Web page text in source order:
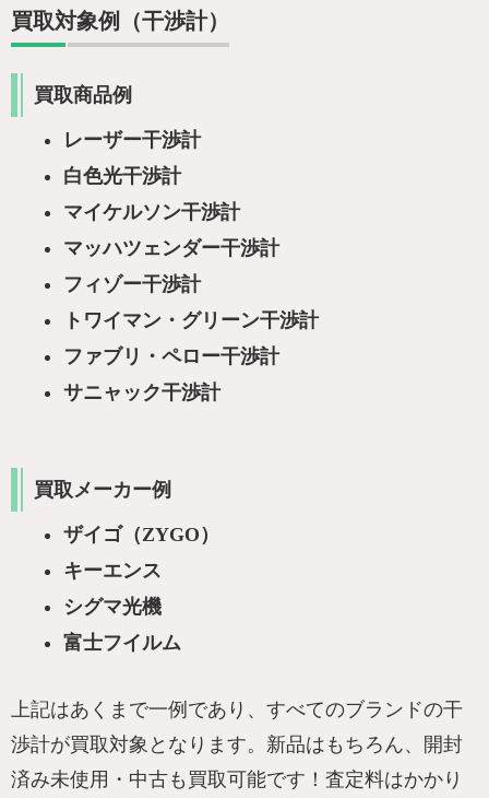
買取対象例（干渉計）
買取商品例
レーザー干渉計
白色光干渉計
マイケルソン干渉計
マッハツェンダー干渉計
フィゾー干渉計
トワイマン・グリーン干渉計
ファブリ・ペロー干渉計
サニャック干渉計
買取メーカー例
ザイゴ（ZYGO）
キーエンス
シグマ光機
富士フイルム
上記はあくまで一例であり、すべてのブランドの干
渉計が買取対象となります。新品はもちろん、開封
済み未使用・中古も買取可能です！査定料はかかり